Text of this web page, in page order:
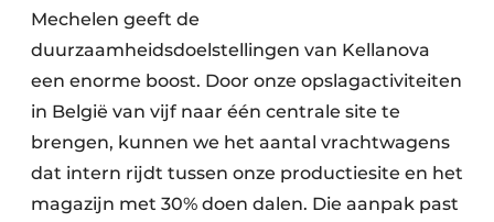
Mechelen geeft de
duurzaamheidsdoelstellingen van Kellanova
een enorme boost. Door onze opslag­activiteiten
in België van vijf naar één centrale site te
brengen, kunnen we het aantal vrachtwagens
dat intern rijdt tussen onze productiesite en het
magazijn met 30% doen dalen. Die aanpak past